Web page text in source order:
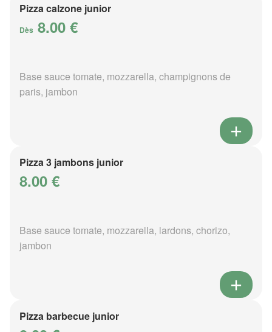
Pizza calzone junior
Dès 8.00 €
Base sauce tomate, mozzarella, champignons de
paris, jambon
Pizza 3 jambons junior
8.00 €
Base sauce tomate, mozzarella, lardons, chorizo,
jambon
Pizza barbecue junior